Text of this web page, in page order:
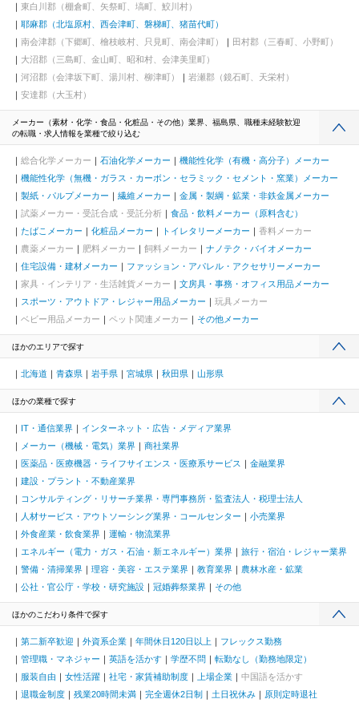
東白川郡（棚倉町、矢祭町、塙町、鮫川村）
耶麻郡（北塩原村、西会津町、磐梯町、猪苗代町）
南会津郡（下郷町、檜枝岐村、只見町、南会津町）
田村郡（三春町、小野町）
大沼郡（三島町、金山町、昭和村、会津美里町）
河沼郡（会津坂下町、湯川村、柳津町）
岩瀬郡（鏡石町、天栄村）
安達郡（大玉村）
メーカー（素材・化学・食品・化粧品・その他）業界、福島県、職種未経験歓迎
の転職・求人情報を業種で絞り込む
総合化学メーカー 石油化学メーカー
機能性化学（有機・高分子）メーカー
機能性化学（無機・ガラス・カーボン・セラミック・セメント・窯業）メーカー
製紙・パルプメーカー
繊維メーカー
金属・製綱・鉱業・非鉄金属メーカー
試薬メーカー・受託合成・受託分析
食品・飲料メーカー（原料含む）
たばこメーカー
化粧品メーカー トイレタリーメーカー
香料メーカー
農薬メーカー
肥料メーカー 飼料メーカー
ナノテク・バイオメーカー
住宅設備・建材メーカー
ファッション・アパレル・アクセサリーメーカー
家具・インテリア・生活雑貨メーカー
文房具・事務・オフィス用品メーカー
スポーツ・アウトドア・レジャー用品メーカー
玩具メーカー
ベビー用品メーカー
ペット関連メーカー その他メーカー
ほかのエリアで探す
北海道 青森県 岩手県 宮城県 秋田県 山形県
ほかの業種で探す
IT・通信業界
インターネット・広告・メディア業界
メーカー（機械・電気）業界
商社業界
医薬品・医療機器・ライフサイエンス・医療系サービス
金融業界
建設・プラント・不動産業界
コンサルティング・リサーチ業界・専門事務所・監査法人・税理士法人
人材サービス・アウトソーシング業界・コールセンター
小売業界
外食産業・飲食業界
運輸・物流業界
エネルギー（電力・ガス・石油・新エネルギー）業界
旅行・宿泊・レジャー業界
警備・清掃業界
理容・美容・エステ業界 教育業界
農林水産・鉱業
公社・官公庁・学校・研究施設
冠婚葬祭業界 その他
ほかのこだわり条件で探す
第二新卒歓迎 外資系企業 年間休日120日以上
フレックス勤務
管理職・マネジャー
英語を活かす 学歴不問
転勤なし（勤務地限定）
服装自由
女性活躍 社宅・家賃補助制度 上場企業
中国語を活かす
退職金制度
残業20時間未満 完全週休2日制 土日祝休み 原則定時退社